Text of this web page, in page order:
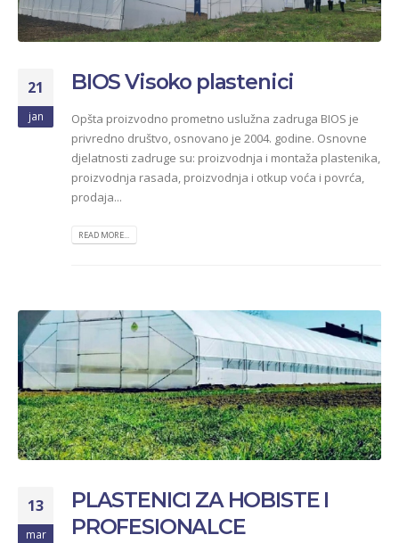
21
jan
BIOS Visoko plastenici
Opšta proizvodno prometno uslužna zadruga BIOS je
privredno društvo, osnovano je 2004. godine. Osnovne
djelatnosti zadruge su: proizvodnja i montaža plastenika,
proizvodnja rasada, proizvodnja i otkup voća i povrća,
prodaja...
READ MORE...
13
mar
PLASTENICI ZA HOBISTE I
PROFESIONALCE